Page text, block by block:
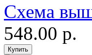
Схема
548.00 р.